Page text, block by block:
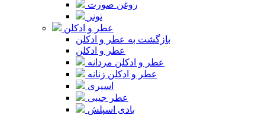
روغن صورت
تونر
عطر و ادکلن
بازگشت به عطر و ادکلن
عطر و ادکلن
عطر و ادکلن مردانه
عطر و ادکلن زنانه
اسپری
عطر جیبی
بادی اسپلش